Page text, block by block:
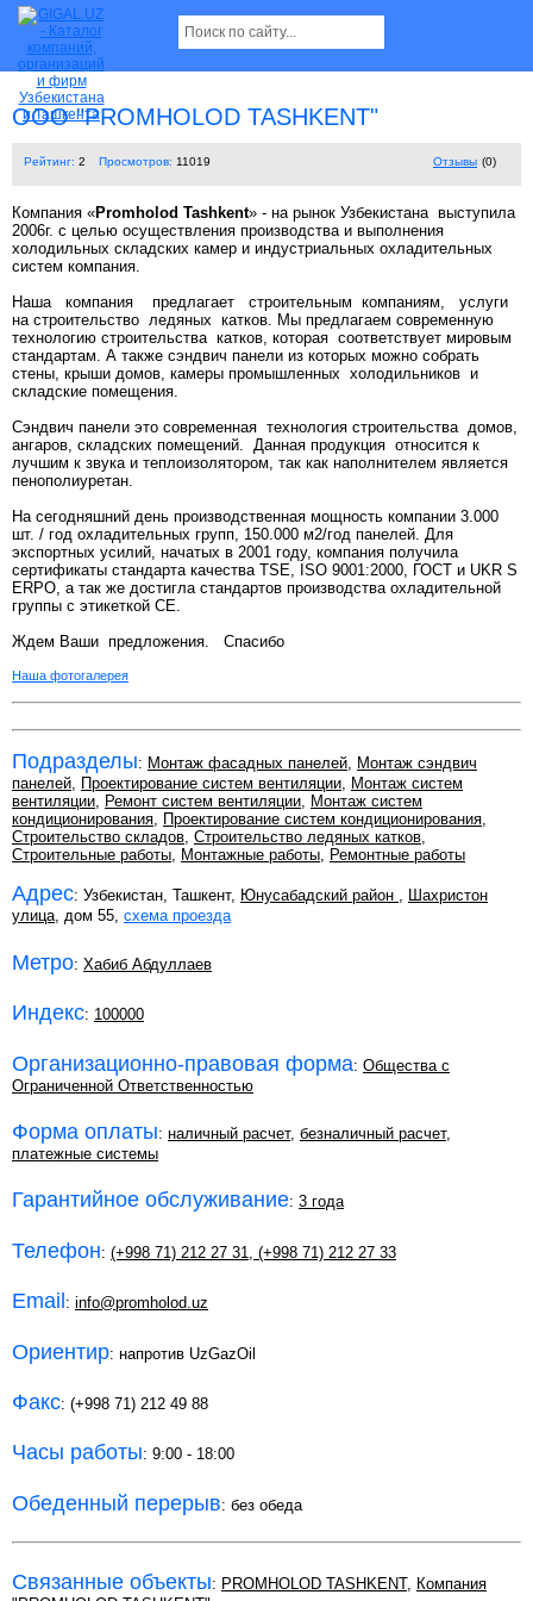
OOO "PROMHOLOD TASHKENT"
Рейтинг: 2 Просмотров: 11019 Отзывы (0)
Компания «Promholod Tashkent» - на рынок Узбекистана выступила
2006г. с целью осуществления производства и выполнения
холодильных складских камер и индустриальных охладительных
систем компания.
Наша компания предлагает строительным компаниям, услуги
на строительство ледяных катков. Мы предлагаем современную
технологию строительства катков, которая соответствует мировым
стандартам. А также сэндвич панели из которых можно собрать
стены, крыши домов, камеры промышленных холодильников и
складские помещения.
Сэндвич панели это современная технология строительства домов,
ангаров, складских помещений. Данная продукция относится к
лучшим к звука и теплоизолятором, так как наполнителем является
пенополиуретан.
На сегодняшний день производственная мощность компании 3.000
шт. / год охладительных групп, 150.000 м2/год панелей. Для
экспортных усилий, начатых в 2001 году, компания получила
сертификаты стандарта качества TSE, ISO 9001:2000, ГОСТ и UKR S
ERPO, а так же достигла стандартов производства охладительной
группы с этикеткой СЕ.
Ждем Ваши предложения. Спасибо
Наша фотогалерея
Подразделы: Монтаж фасадных панелей, Монтаж сэндвич
панелей, Проектирование систем вентиляции, Монтаж систем
вентиляции, Ремонт систем вентиляции, Монтаж систем
кондиционирования, Проектирование систем кондиционирования,
Строительство складов, Строительство ледяных катков,
Строительные работы, Монтажные работы, Ремонтные работы
Адрес: Узбекистан, Ташкент, Юнусабадский район , Шахристон
улица, дом 55, схема проезда
Метро: Хабиб Абдуллаев
Индекс: 100000
Организационно-правовая форма: Общества с
Ограниченной Ответственностью
Форма оплаты: наличный расчет, безналичный расчет,
платежные системы
Гарантийное обслуживание: 3 года
Телефон: (+998 71) 212 27 31 (+998 71) 212 27 33
Email : info@promholod.uz
Ориентир: напротив UzGazOil
Факс: (+998 71) 212 49 88
Часы работы: 9:00 - 18:00
Обеденный перерыв: без обеда
Связанные объекты: PROMHOLOD TASHKENT, Компания